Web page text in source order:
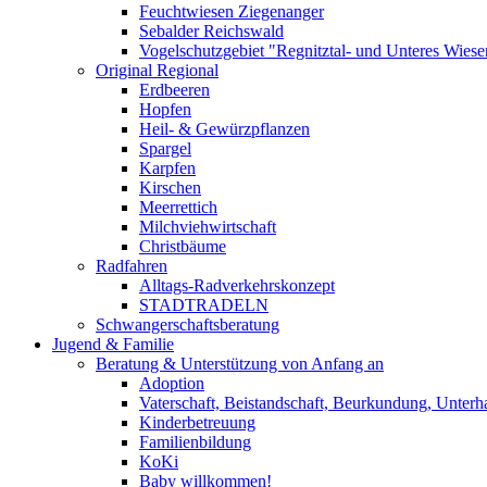
Feuchtwiesen Ziegenanger
Sebalder Reichswald
Vogelschutzgebiet "Regnitztal- und Unteres
Original Regional
Erdbeeren
Hopfen
Heil- & Gewürzpflanzen
Spargel
Karpfen
Kirschen
Meerrettich
Milchviehwirtschaft
Christbäume
Radfahren
Alltags-Radverkehrskonzept
STADTRADELN
Schwangerschaftsberatung
Jugend & Familie
Beratung & Unterstützung von Anfang an
Adoption
Vaterschaft, Beistandschaft, Beurkundung,
Kinderbetreuung
Familienbildung
KoKi
Baby willkommen!